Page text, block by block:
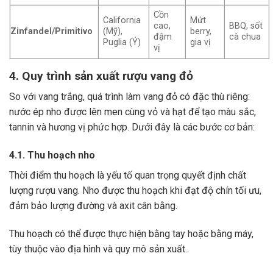
Zinfandel/Primitivo
California
(Mỹ),
Puglia (Ý)
Cồn
cao,
đậm
vị
Mứt
berry,
gia vị
BBQ, sốt
cà chua
4. Quy trình sản xuất rượu vang đỏ
So với vang trắng, quá trình làm vang đỏ có đặc thù riêng:
nước ép nho được lên men cùng vỏ và hạt để tạo màu sắc,
tannin và hương vị phức hợp. Dưới đây là các bước cơ bản:
4.1. Thu hoạch nho
Thời điểm thu hoạch là yếu tố quan trọng quyết định chất
lượng rượu vang. Nho được thu hoạch khi đạt độ chín tối ưu,
đảm bảo lượng đường và axit cân bằng.
Thu hoạch có thể được thực hiện bằng tay hoặc bằng máy,
tùy thuộc vào địa hình và quy mô sản xuất.